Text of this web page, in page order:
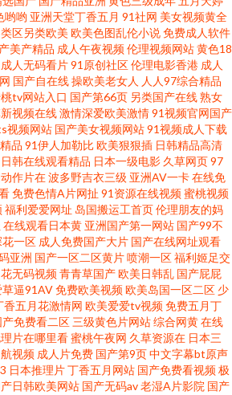
艹 91白丝在线 超碰福利av 亚洲龙1级a片 传媒视
超碰 性爱欧美成人 91视频影院 超碰人人澡 九九
频在线 avav制服丝袜 囯产精品久久 久久麻豆传媒
日韩在线视频网站 91老司机色色 超碰在线地址页
爽 香蕉网av 97干少妇 国产成人αⅴ 玖玖精品网 日
娘在线 国产色精品日韩 免费黄色链接 国产成人AV
在线 97超碰福利导航 国产高清精品二区 美女做爱
豆花av网站 91黑丝白丝 国产日韩欧美 人人艹97
产第9页在线 老司机激情影院 日韩群p 91国产孕
二 探花福利在线 91精品高跟玉足 成人av香蕉 蜜
哟哟 亚洲天堂丁香五月 91社网 美女视频黄全
区另类欧美 欧美色图乱伦小说免费成人软件
美产精品 成人午夜视频伦理视频网站黄色18
成人无码看片91原创社区伦理电影香港 成人
国产自在线操欧美老女人 人人97综合精品
tv网站入口 国产第66页 另类国产在线熟女
视频在线激情深爱欧美激情91视频官网国产
视频网站 国产美女视频网站91视频成人下载
品 91伊人加勒比欧美狠狠插 日韩精品高清
日韩在线观看精品 日本一级电影 久草网页97
作片在波多野吉衣三级 亚洲AV一卡在线免
免费色情A片网扯 91资源在线视频蜜桃视频
福利爱爱网址 岛国搬运工首页伦理朋友的妈
在线观看日本黄 亚洲国产第一网站 国产99不
一区 成人免费国产大片 国产在线网址观看
亚洲 国产一区二区黄片喷潮一区福利姬足交
无码视频青青草国产欧美日韩乱 国产屁屁
草逼91AV免费欧美视频欧美岛国一区二区 少
香五月花激情网 欧美爱爱tv视频免费五月丁
产免费看二区 三级黄色片网站综合网黄在线
片在哪里看蜜桃午夜网 久草资源在 日本三
视频 成人片免费 国产第9页中文字幕bt原声
日本推理片丁香五月网站 国产免费看视频极
日韩欧美网站 国产无码av老湿A片影院 国产